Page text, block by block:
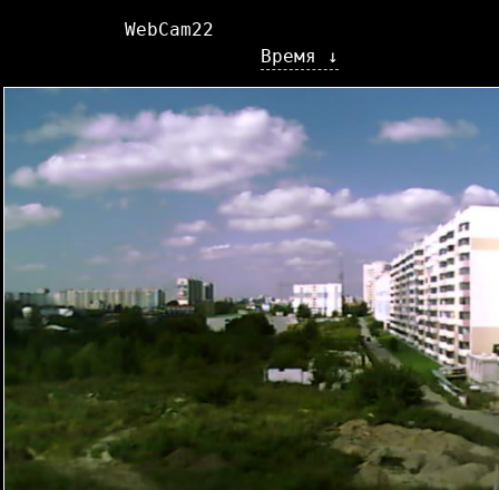
Время ↓
WebCam22